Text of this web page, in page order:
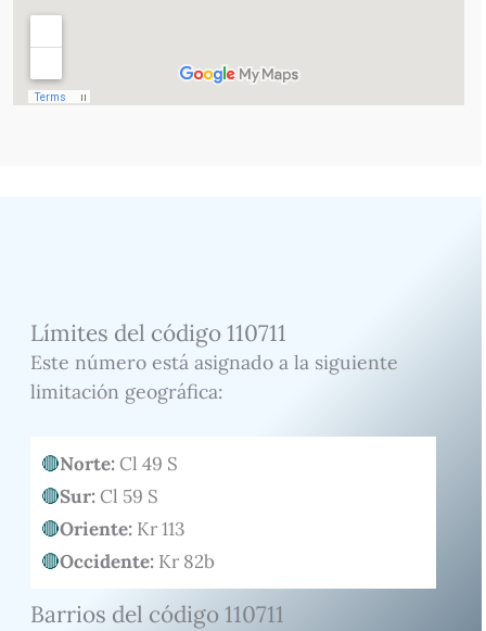
Límites del código 110711
Este número está asignado a la siguiente
limitación geográfica:
Norte:Cl 49 S
Sur:Cl 59 S
Oriente: Kr 113
Occidente:Kr 82b
Barrios del código 110711